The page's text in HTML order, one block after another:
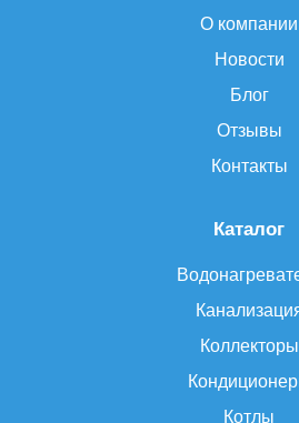
Каталог
Коллекторы
Котлы
О компании
Новости
Блог
Отзывы
Контакты